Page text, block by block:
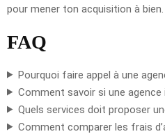
pour mener ton acquisition à bien.
FAQ
Pourquoi faire appel à une
Comment savoir si une
Quels services doit proposer
Comment comparer les frais